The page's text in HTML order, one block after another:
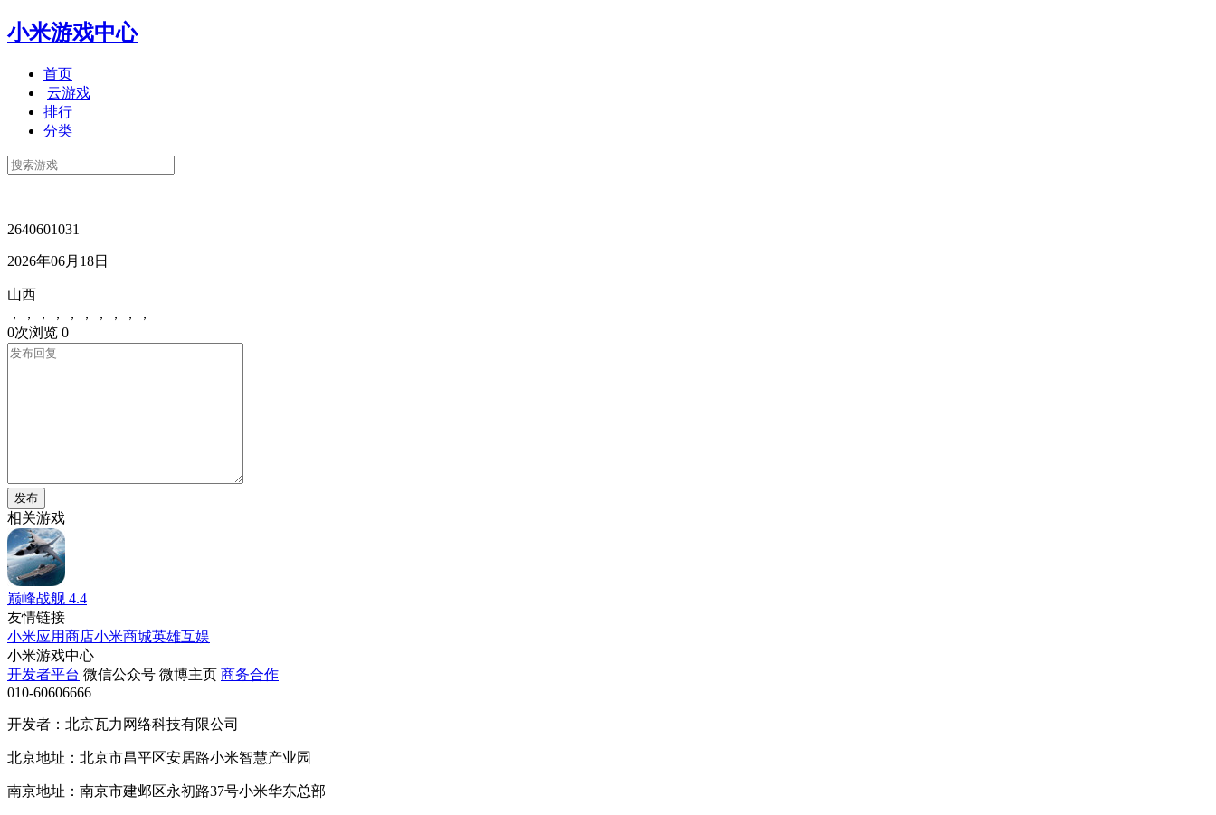
小米游戏中心
首页
云游戏
排行
分类
2640601031
2026年06月18日
山西
，，，，，，，，，，
0次浏览 0
发布
相关游戏
巅峰战舰 4.4
友情链接
小米应用商店小米商城英雄互娱
小米游戏中心
开发者平台 微信公众号 微博主页 商务合作
010-60606666
开发者：北京瓦力网络科技有限公司
北京地址：北京市昌平区安居路小米智慧产业园
南京地址：南京市建邺区永初路37号小米华东总部